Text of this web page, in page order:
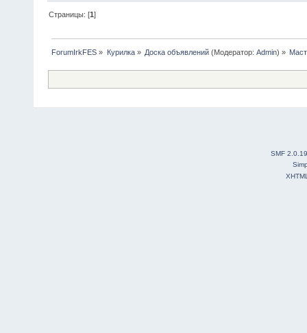
Страницы: [1]
ForumIrkFES » Курилка» Доска объявлений(Модератор: Admin) »
SMF 2.0.19